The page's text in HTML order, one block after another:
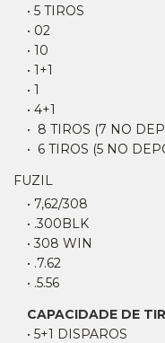
• 5 TIROS
• 02
• 10
• 1+1
• 1
• 4+1
• 8 TIROS (7 NO
• 6 TIROS (5 NO
FUZIL
• 7,62/308
• .300BLK
• 308 WIN
• .7.62
• .5.56
CAPACIDADE DE
• 5+1 DISPAROS